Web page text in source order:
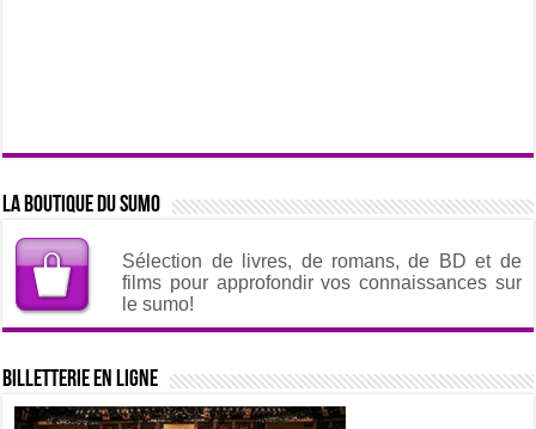
La boutique du sumo
Sélection de livres, de romans, de BD et de
films pour approfondir vos connaissances sur
le sumo!
Billetterie en ligne